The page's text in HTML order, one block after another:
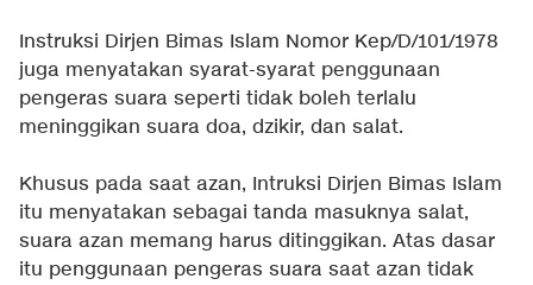
Instruksi Dirjen Bimas Islam Nomor Kep/D/101/1978
juga menyatakan syarat-syarat penggunaan
pengeras suara seperti tidak boleh terlalu
meninggikan suara doa, dzikir, dan salat.
Khusus pada saat azan, Intruksi Dirjen Bimas Islam
itu menyatakan sebagai tanda masuknya salat,
suara azan memang harus ditinggikan. Atas dasar
itu penggunaan pengeras suara saat azan tidak